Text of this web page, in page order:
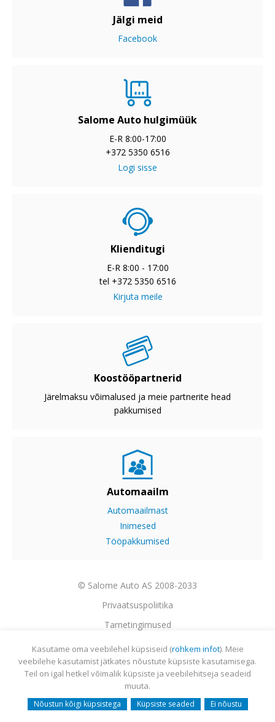
Jälgi meid
Facebook
Salome Auto hulgimüük
E-R 8:00-17:00
+372 5350 6516
Logi sisse
Klienditugi
E-R 8:00 - 17:00
tel +372 5350 6516
Kirjuta meile
Koostööpartnerid
Järelmaksu võimalused ja meie partnerite head
pakkumised
Automaailm
Automaailmast
Inimesed
Tööpakkumised
© Salome Auto AS 2008-2033
Privaatsuspoliitika
Tarnetingimused
Garantii
Utiliseerimine
Sisukaart
Webmail
Kasutame oma veebilehel küpsiseid (rohkem infot). Meie
veebilehe kasutamist jätkates nõustute küpsiste kasutamisega.
Teil on igal hetkel võimalik küpsiste ja veebilehitseja seadeid
muuta.
Nõustun kõigi küpsistega Küpsiste seaded Ei nõustu